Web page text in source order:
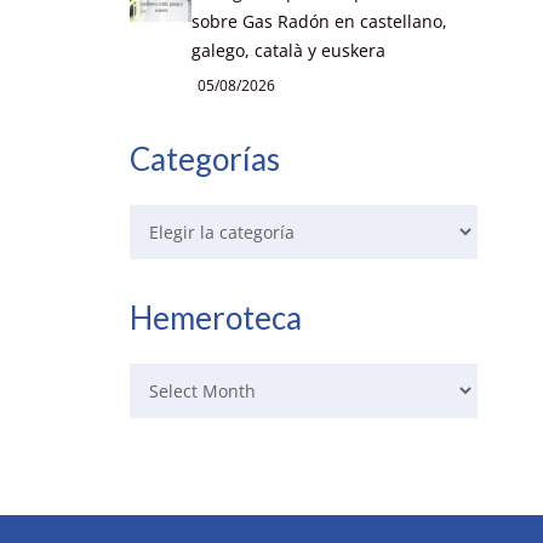
sobre Gas Radón en castellano,
galego, català y euskera
05/08/2026
Categorías
Hemeroteca